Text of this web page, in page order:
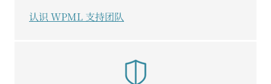
认识 WPML 支持团队